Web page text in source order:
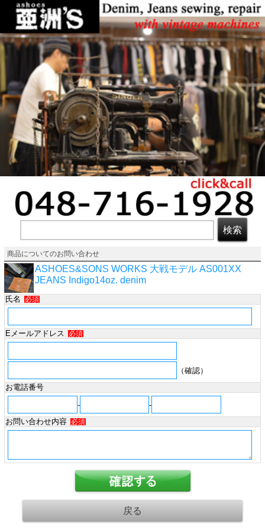
商品についてのお問い合わせ
ASHOES&SONS WORKS 大戦モデル AS001XX
JEANS Indigo14oz. denim
氏名 必須
Eメールアドレス 必須
（確認）
お電話番号
-
-
お問い合わせ内容
必須